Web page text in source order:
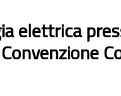
elettrica